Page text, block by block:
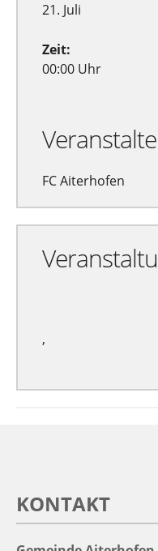
21. Juli
Zeit:
00:00 Uhr
FC Aiterhofen
,
KONTAKT